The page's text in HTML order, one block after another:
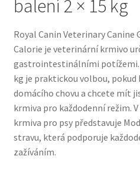
Granule pro psy
Natural Trainer pro psy
přírodními složkami
Happy Dog — Německá
Hill’s pro psy
Hračky pro psy
balení 2 × 15 kg
Royal Canin Veterinary
Calorie je veterinární krmivo
gastrointestinálními potížemi.
kg je praktickou volbou,
domácího chovu a chcete mít
krmiva pro každodenní režim.
krmiva pro psy představuje
stravu, která podporuje
zažíváním.